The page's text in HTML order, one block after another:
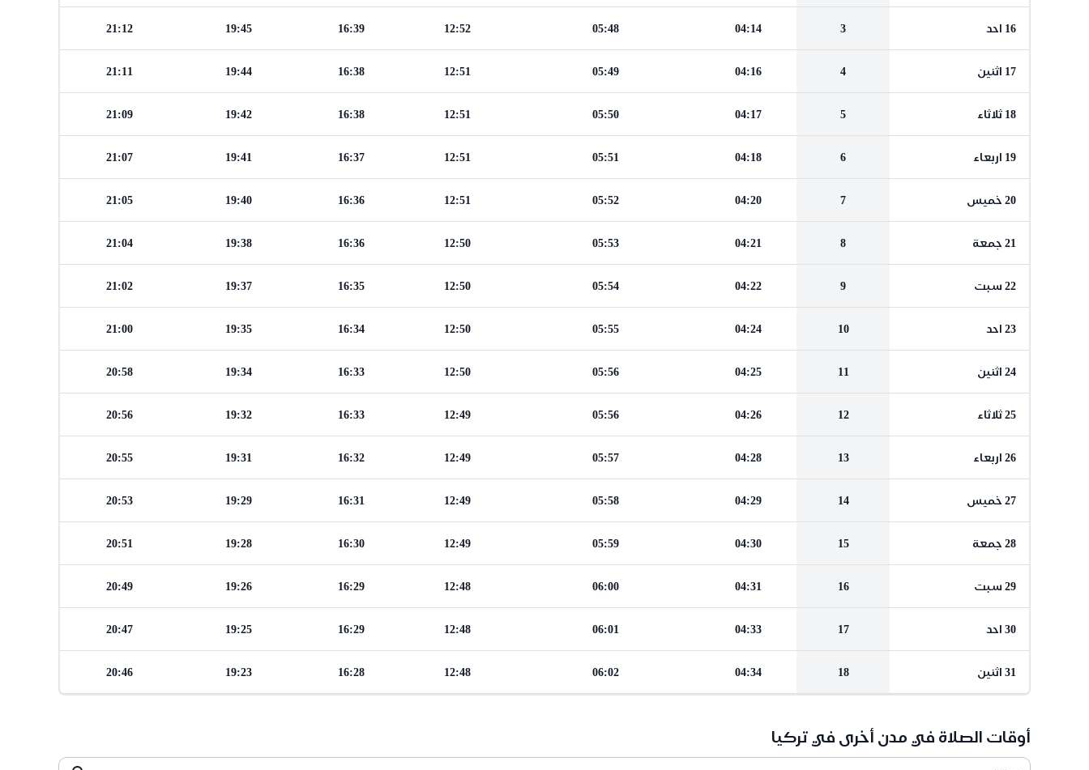
16 احد 3
04:14
05:48
12:52
16:39
19:45
21:12
17 اثنين 4
04:16
05:49
12:51
16:38
19:44
21:11
18 ثلاثاء 5
04:17
05:50
12:51
16:38
19:42
21:09
19 اربعاء 6
04:18
05:51
12:51
16:37
19:41
21:07
20 خميس 7
04:20
05:52
12:51
16:36
19:40
21:05
21 جمعة 8
04:21
05:53
12:50
16:36
19:38
21:04
22 سبت 9
04:22
05:54
12:50
16:35
19:37
21:02
23 احد 10
04:24
05:55
12:50
16:34
19:35
21:00
24 اثنين 11
04:25
05:56
12:50
16:33
19:34
20:58
25 ثلاثاء 12
04:26
05:56
12:49
16:33
19:32
20:56
26 اربعاء 13
04:28
05:57
12:49
16:32
19:31
20:55
27 خميس 14
04:29
05:58
12:49
16:31
19:29
20:53
28 جمعة 15
04:30
05:59
12:49
16:30
19:28
20:51
29 سبت 16
04:31
06:00
12:48
16:29
19:26
20:49
30 احد 17
04:33
06:01
12:48
16:29
19:25
20:47
31 اثنين 18
04:34
06:02
12:48
16:28
19:23
20:46
أوقات الصلاة في مدن أخرى في تركيا